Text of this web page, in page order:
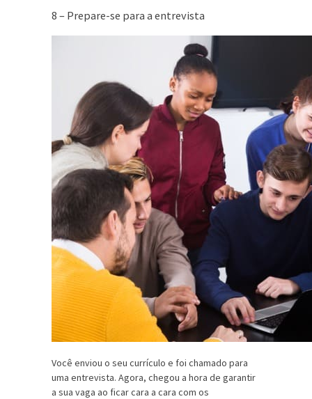
8 – Prepare-se para a entrevista
Você enviou o seu currículo e foi chamado para
uma entrevista. Agora, chegou a hora de garantir
a sua vaga ao ficar cara a cara com os